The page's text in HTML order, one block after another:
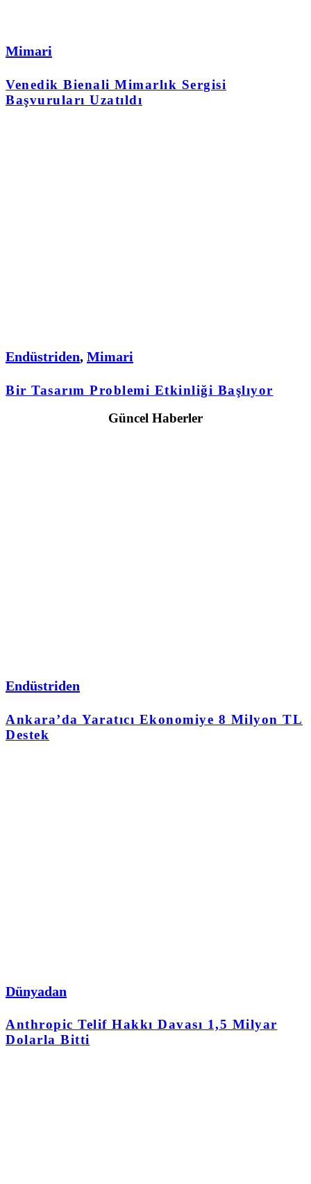
Mimari
Venedik Bienali Mimarlık Sergisi
Başvuruları Uzatıldı
Endüstriden, Mimari
Bir Tasarım Problemi Etkinliği Başlıyor
Güncel Haberler
Endüstriden
Ankara’da Yaratıcı Ekonomiye 8 Milyon TL
Destek
Dünyadan
Anthropic Telif Hakkı Davası 1,5 Milyar
Dolarla Bitti